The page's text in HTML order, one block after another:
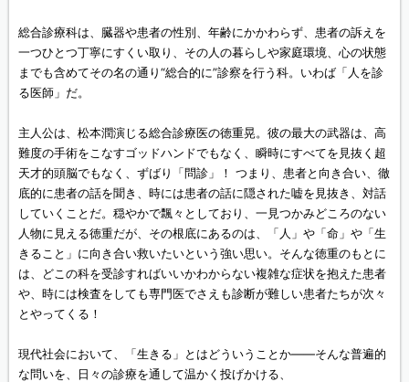
総合診療科は、臓器や患者の性別、年齢にかかわらず、患者の訴えを
一つひとつ丁寧にすくい取り、その人の暮らしや家庭環境、心の状態
までも含めてその名の通り“総合的に”診察を行う科。いわば「人を診
る医師」だ。
主人公は、松本潤演じる総合診療医の徳重晃。彼の最大の武器は、高
難度の手術をこなすゴッドハンドでもなく、瞬時にすべてを見抜く超
天才的頭脳でもなく、ずばり「問診」！ つまり、患者と向き合い、徹
底的に患者の話を聞き、時には患者の話に隠された嘘を見抜き、対話
していくことだ。穏やかで飄々としており、一見つかみどころのない
人物に見える徳重だが、その根底にあるのは、「人」や「命」や「生
きること」に向き合い救いたいという強い思い。そんな徳重のもとに
は、どこの科を受診すればいいかわからない複雑な症状を抱えた患者
や、時には検査をしても専門医でさえも診断が難しい患者たちが次々
とやってくる！
現代社会において、「生きる」とはどういうことか――そんな普遍的
な問いを、日々の診療を通して温かく投げかける、